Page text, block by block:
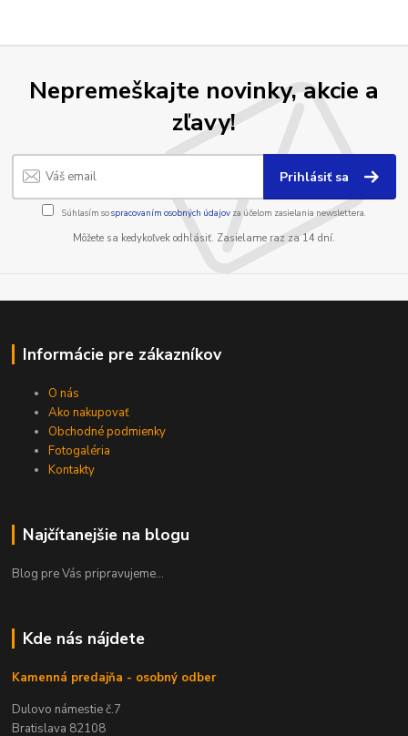
Nepremeškajte novinky, akcie a
zľavy!
Prihlásiť sa
Súhlasím sospracovaním osobných údajov za účelom zasielania newslettera.
Môžete sa kedykoľvek odhlásiť. Zasielame raz za 14 dní.
Informácie pre zákazníkov
O nás
Ako nakupovať
Obchodné podmienky
Fotogaléria
Kontakty
Najčítanejšie na blogu
Blog pre Vás pripravujeme...
Kde nás nájdete
Kamenná predajňa - osobný odber
Dulovo námestie č.7
Bratislava 82108